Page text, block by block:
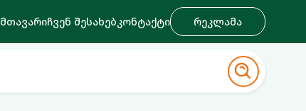
მთავარიჩვენ შესახებკონტაქტი რეკლამა